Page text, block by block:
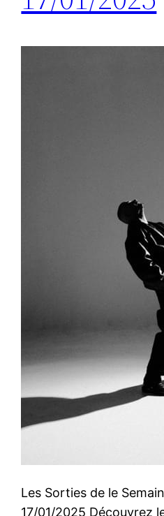
Les Sorties de le
17/01/2025 Découvrez